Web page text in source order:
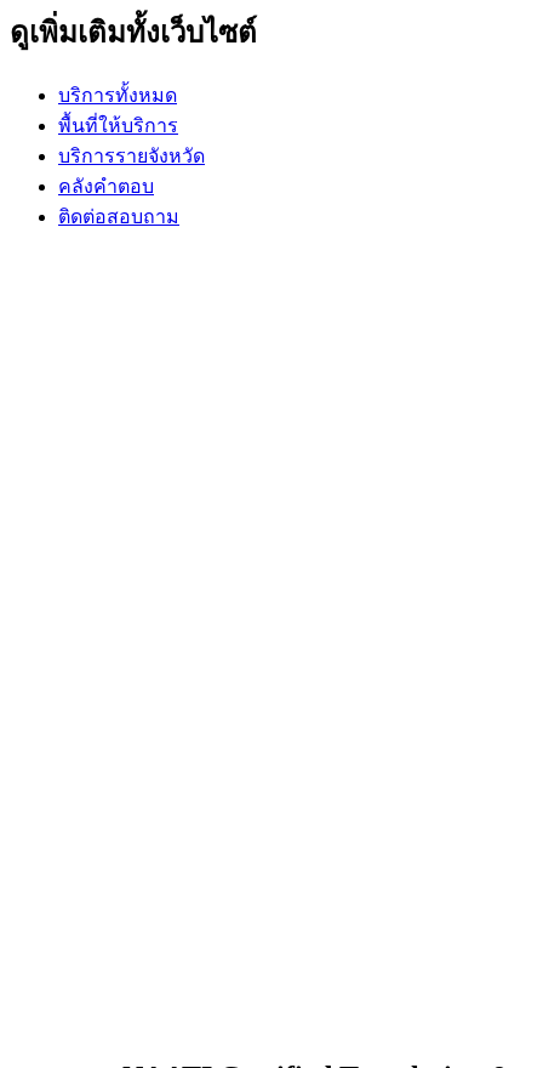
ดูเพิ่มเติมทั้งเว็บไซต์
บริการทั้งหมด
พื้นที่ให้บริการ
บริการรายจังหวัด
คลังคำตอบ
ติดต่อสอบถาม